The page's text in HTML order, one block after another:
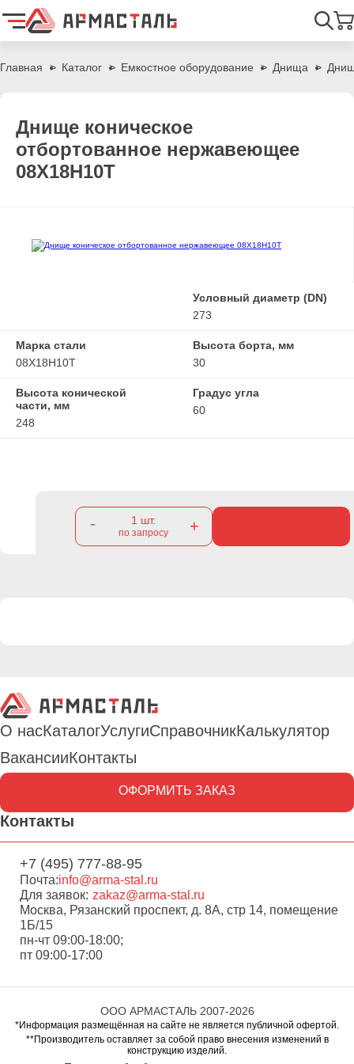
Главная
Каталог Емкостное оборудование Днища
Днище коническое
отбортованное нержавеющее
08Х18Н10Т
Условный диаметр (DN)
273
Марка стали
08Х18Н10Т
Высота борта, мм
30
Высота конической
части, мм
248
Градус угла
60
- 1 шт.
по запросу +
О насКаталогУслугиСправочникКалькулятор
ВакансииКонтакты
ОФОРМИТЬ ЗАКАЗ
Контакты
+7 (495) 777-88-95
Почта:info@arma-stal.ru
Для заявок: zakaz@arma-stal.ru
Москва, Рязанский проспект, д. 8А, стр 14, помещение
1Б/15
пн-чт 09:00-18:00;
пт 09:00-17:00
ООО АРМАСТАЛЬ 2007-2026
*Информация размещённая на сайте не является публичной офертой.
**Производитель оставляет за собой право внесения изменений в
конструкцию изделий.